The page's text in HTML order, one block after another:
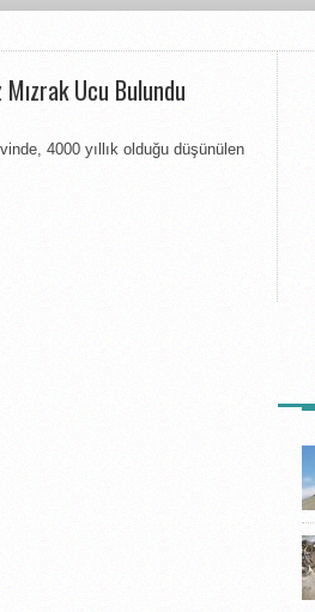
Mızrak Ucu Bulundu
4000 yıllık olduğu düşünülen